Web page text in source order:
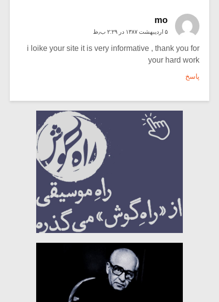
mo
۵ اردیبهشت ۱۳۸۷ در ۲:۲۹ ب٫ظ
i loike your site it is very informative , thank you for
your hard work
پاسخ